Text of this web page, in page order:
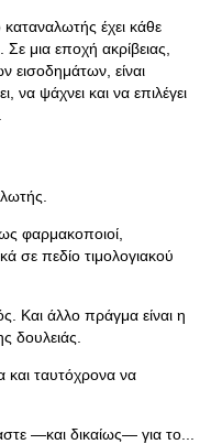
έχει κάθε
μια εποχή ακρίβειας,
εισοδημάτων, είναι
να ψάχνει και να επιλέγει
φαρμακοποιοί,
σε πεδίο τιμολογιακού
Και άλλο πράγμα είναι η
δουλειάς.
και ταυτόχρονα να
—και δικαίως— για το...